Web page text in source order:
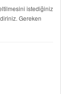
istediğiniz
Gereken